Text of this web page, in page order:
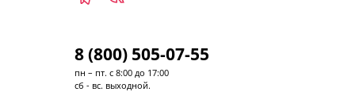
8 (800) 505-07-55
пн – пт. с 8:00 до 17:00
сб - вс. выходной.